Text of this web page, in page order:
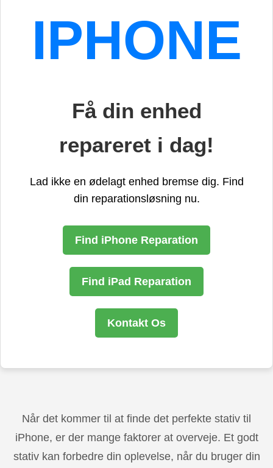
IPHONE
Få din enhed
repareret i dag!
Lad ikke en ødelagt enhed bremse dig. Find
din reparationsløsning nu.
Find iPhone Reparation
Find iPad Reparation
Kontakt Os
Når det kommer til at finde det perfekte stativ til
iPhone, er der mange faktorer at overveje. Et godt
stativ kan forbedre din oplevelse, når du bruger din